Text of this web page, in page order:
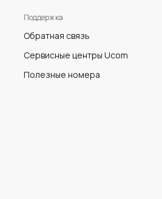
Поддержка
Обратная связь
Сервисные центры Ucom
Полезные номера